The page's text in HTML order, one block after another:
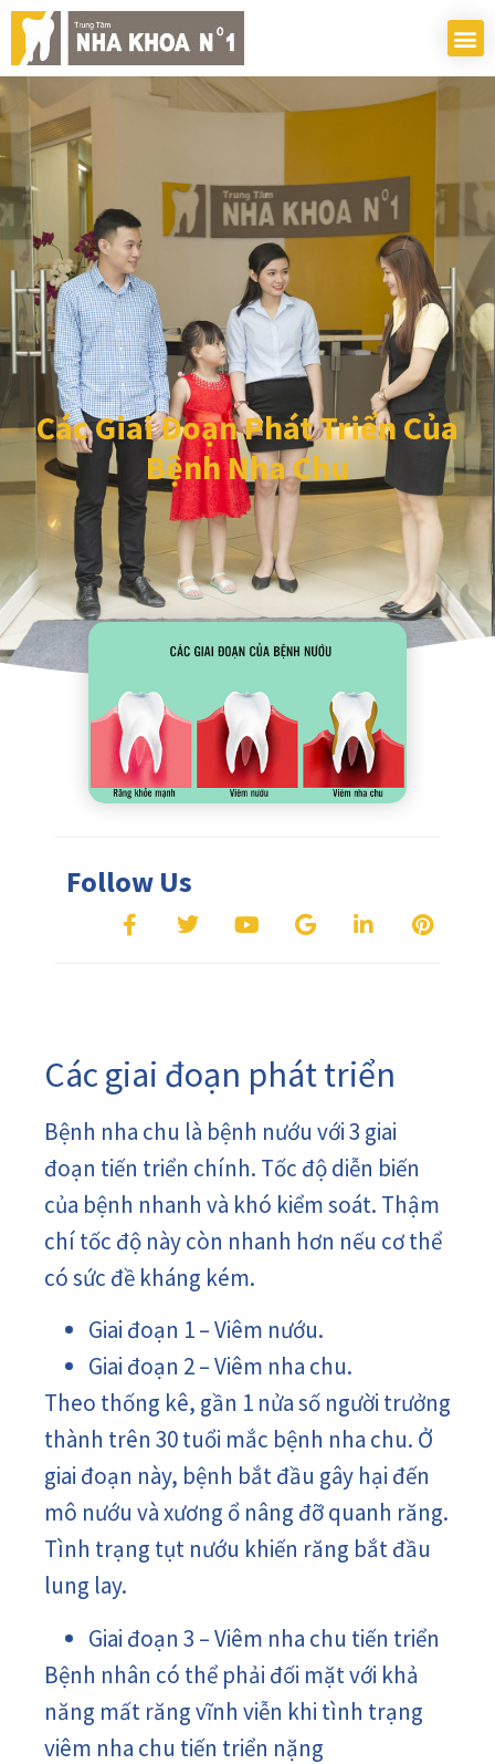
Các Giai Đoạn Phát Triển Của
Bệnh Nha Chu
Follow Us
Các giai đoạn phát triển
Bệnh nha chu là bệnh nướu với 3 giai
đoạn tiến triển chính. Tốc độ diễn biến
của bệnh nhanh và khó kiểm soát. Thậm
chí tốc độ này còn nhanh hơn nếu cơ thể
có sức đề kháng kém.
Giai đoạn 1 – Viêm nướu.
Giai đoạn 2 – Viêm nha chu.
Theo thống kê, gần 1 nửa số người trưởng
thành trên 30 tuổi mắc bệnh nha chu. Ở
giai đoạn này, bệnh bắt đầu gây hại đến
mô nướu và xương ổ nâng đỡ quanh răng.
Tình trạng tụt nướu khiến răng bắt đầu
lung lay.
Giai đoạn 3 – Viêm nha chu tiến triển
Bệnh nhân có thể phải đối mặt với khả
năng mất răng vĩnh viễn khi tình trạng
viêm nha chu tiến triển nặng